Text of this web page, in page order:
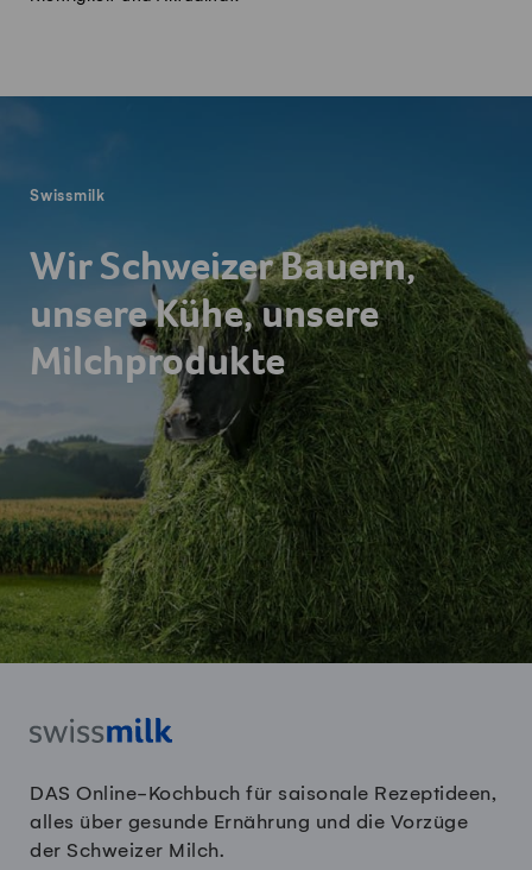
Swissmilk
Wir Schweizer Bauern,
unsere Kühe, unsere
Milchprodukte
DAS Online-Kochbuch für saisonale Rezeptideen,
alles über gesunde Ernährung und die Vorzüge
der Schweizer Milch.